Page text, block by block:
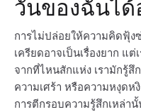
วันของฉันได้
การไม่ปล่อยให้ความคิดฟุ้ง
เครียดอาจเป็นเรื่องยาก แ
จากที่ไหนสักแห่ง เรามักรู้
ความเศร้า หรือความหงุด
การตีกรอบความรู้สึกเหล่า